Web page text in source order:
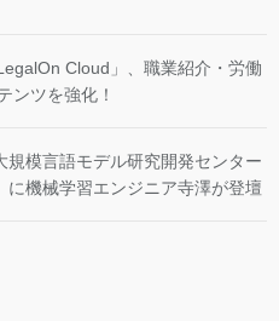
Cloud」、職業紹介・労働
ンツを強化！
模言語モデル研究開発センター
機械学習エンジニア寺澤が登壇